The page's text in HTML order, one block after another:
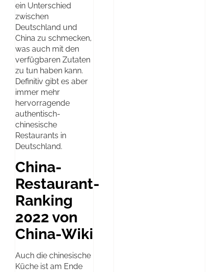
ein Unterschied
zwischen
Deutschland und
China zu schmecken,
was auch mit den
verfügbaren Zutaten
zu tun haben kann.
Definitiv gibt es aber
immer mehr
hervorragende
authentisch-
chinesische
Restaurants in
Deutschland.
China-
Restaurant-
Ranking
2022 von
China-Wiki
Auch die chinesische
Küche ist am Ende